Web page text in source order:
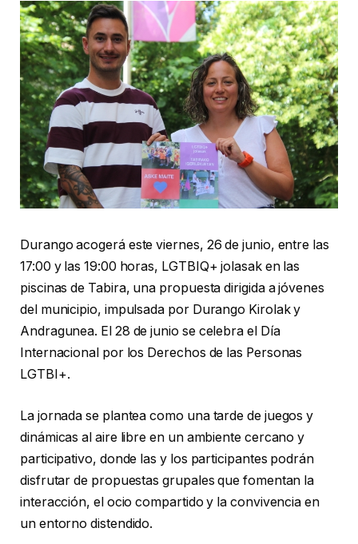
Durango acogerá este viernes, 26 de junio, entre las
17:00 y las 19:00 horas, LGTBIQ+ jolasak en las
piscinas de Tabira, una propuesta dirigida a jóvenes
del municipio, impulsada por Durango Kirolak y
Andragunea. El 28 de junio se celebra el Día
Internacional por los Derechos de las Personas
LGTBI+.
La jornada se plantea como una tarde de juegos y
dinámicas al aire libre en un ambiente cercano y
participativo, donde las y los participantes podrán
disfrutar de propuestas grupales que fomentan la
interacción, el ocio compartido y la convivencia en
un entorno distendido.